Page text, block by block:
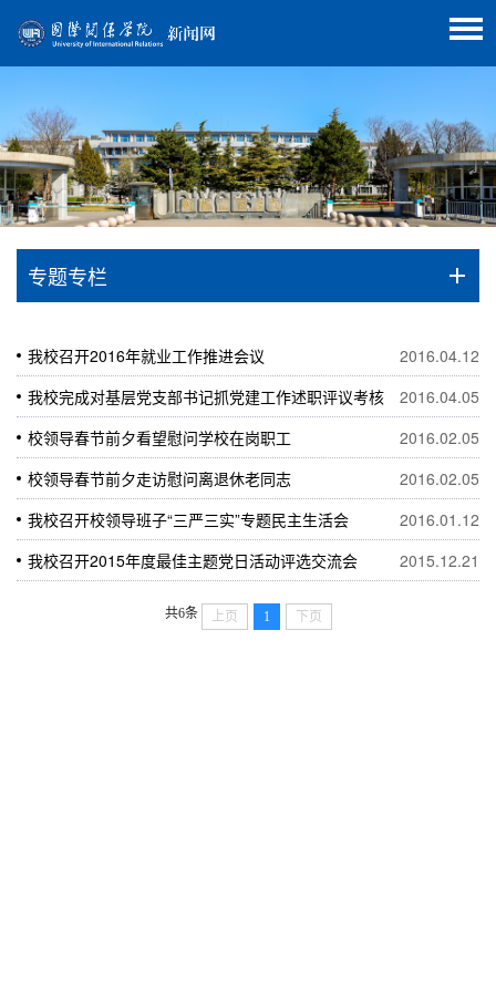
专题专栏
2016.04.12
我校召开2016年就业工作推进会议
2016.04.05
我校完成对基层党支部书记抓党建工作述职评议考核
2016.02.05
校领导春节前夕看望慰问学校在岗职工
2016.02.05
校领导春节前夕走访慰问离退休老同志
2016.01.12
我校召开校领导班子“三严三实”专题民主生活会
2015.12.21
我校召开2015年度最佳主题党日活动评选交流会
共6条 上页 1 下页